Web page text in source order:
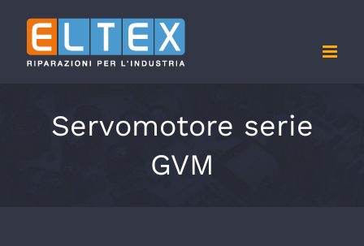
contenuto
Servomotore serie
GVM